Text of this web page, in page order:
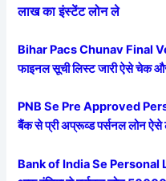
लाख का इंस्टेंट लोन ले
Bihar Pacs Chunav Final
फाइनल सूची लिस्ट जारी ऐसे चेक
PNB Se Pre Approved
बैंक से प्री अप्रूव्ड पर्सनल लोन
Bank of India Se Personal